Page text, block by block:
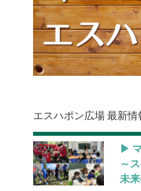
エスハポン広場 最新情
▶︎
～
未